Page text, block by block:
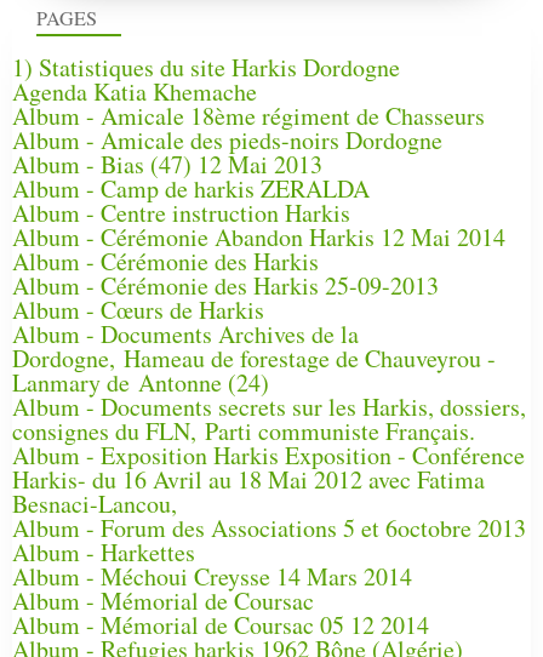
PAGES
1) Statistiques du site Harkis Dordogne
Agenda Katia Khemache
Album - Amicale 18ème régiment de Chasseurs
Album - Amicale des pieds-noirs Dordogne
Album - Bias (47) 12 Mai 2013
Album - Camp de harkis ZERALDA
Album - Centre instruction Harkis
Album - Cérémonie Abandon Harkis 12 Mai 2014
Album - Cérémonie des Harkis
Album - Cérémonie des Harkis 25-09-2013
Album - Cœurs de Harkis
Album - Documents Archives de la
Dordogne, Hameau de forestage de Chauveyrou -
Lanmary de Antonne (24)
Album - Documents secrets sur les Harkis, dossiers,
consignes du FLN, Parti communiste Français.
Album - Exposition Harkis Exposition - Conférence
Harkis- du 16 Avril au 18 Mai 2012 avec Fatima
Besnaci-Lancou,
Album - Forum des Associations 5 et 6octobre 2013
Album - Harkettes
Album - Méchoui Creysse 14 Mars 2014
Album - Mémorial de Coursac
Album - Mémorial de Coursac 05 12 2014
Album - Refugies harkis 1962 Bône (Algérie)